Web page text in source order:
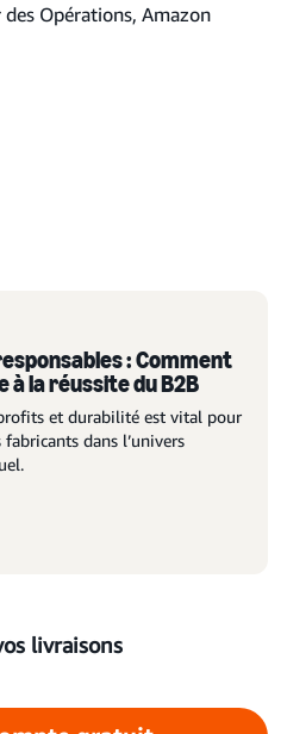
Opérations, Amazon
: Comment
à la réussite du B2B
et durabilité est vital pour
dans l’univers
livraisons